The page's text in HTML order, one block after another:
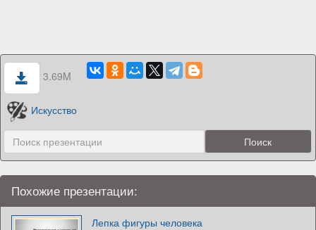
3.69M
Искусство
Похожие презентации:
Лепка фигуры человека